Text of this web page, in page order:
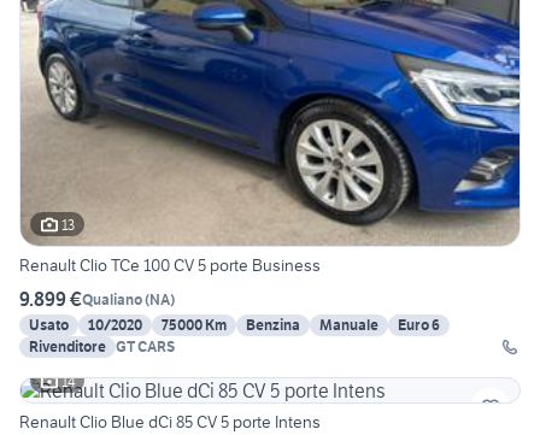
13
Renault Clio TCe 100 CV 5 porte Business
9.899 €Qualiano(NA)
Usato
10/2020 75000 Km Benzina Manuale
Euro 6
Rivenditore GT CARS
14
Renault Clio Blue dCi 85 CV 5 porte Intens